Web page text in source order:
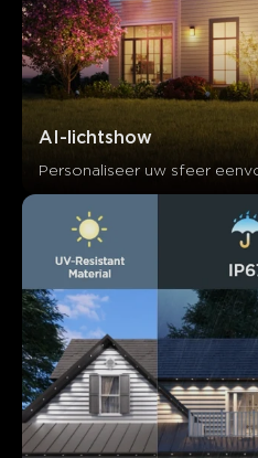
AI-lichtshow
Personaliseer uw sfeer